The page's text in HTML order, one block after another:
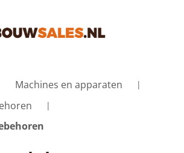
Machines en apparaten